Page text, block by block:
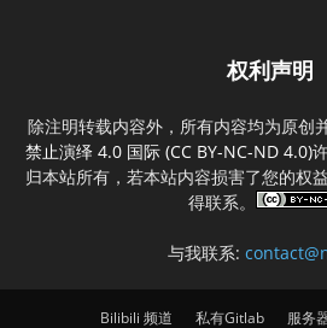
权利声明
除注明转载内容外，所有内容均为原创
禁止演绎 4.0 国际 (CC BY-NC-ND 4.0)
归本站所有，若本站内容损害了您的权
得联系。
与我联系:
Bilibili 频道 私有Gitlab 服务